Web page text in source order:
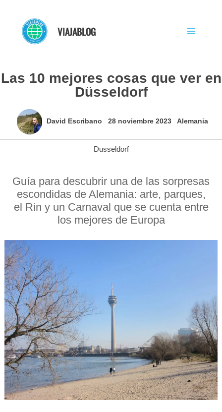
contenido
VIAJABLOG
Las 10 mejores cosas que ver en
Düsseldorf
David Escribano 28 noviembre 2023 Alemania
Dusseldorf
Guía para descubrir una de las sorpresas
escondidas de Alemania: arte, parques,
el Rin y un Carnaval que se cuenta entre
los mejores de Europa